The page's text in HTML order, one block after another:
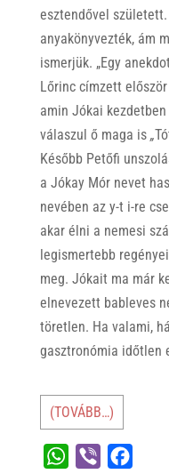
esztendővel
anyakönyvezték, ám
ismerjük. „Egy
Lőrinc címzett
amin Jókai
válaszul ő maga is „
Később Petőfi
a Jókay Mór nevet
nevében az y-t i-re
akar élni a nemesi
legismertebb
meg. Jókait ma már
elnevezett bableves
töretlen. Ha valami,
gasztronómia időtlen
(TOVÁBB…)